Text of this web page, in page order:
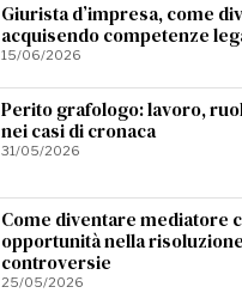
Giurista d’impresa, come
acquisendo competenze
15/06/2026
Perito grafologo: lavoro,
nei casi di cronaca
31/05/2026
Come diventare mediatore
opportunità nella
controversie
25/05/2026